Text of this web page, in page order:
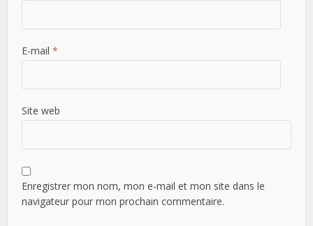
E-mail*
Site web
Enregistrer mon nom, mon e-mail et mon site dans le
navigateur pour mon prochain commentaire.